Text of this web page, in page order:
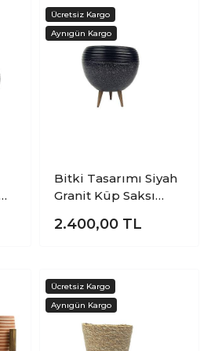
Saksılık
Bitki Tasarımı Siyah
Granit Küp Saksı
Çiçeklik Büyük Boy
2.400,00 TL